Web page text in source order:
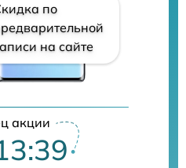
по
на сайте
акции